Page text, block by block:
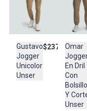
Cuidado y Lavado
GENERAL LAVAR EN
PLANCHAR EN
COLORES SIMILARES
Composición:
T1:
100% POLIESTER - T2:
Gustavo
Jogger
Unicolor
Unser
$237.900Omar
En Dril
Con
Y
Unser